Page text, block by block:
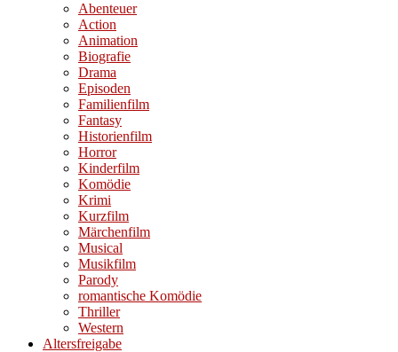
Abenteuer
Action
Animation
Biografie
Drama
Episoden
Familienfilm
Fantasy
Historienfilm
Horror
Kinderfilm
Komödie
Krimi
Kurzfilm
Märchenfilm
Musical
Musikfilm
Parody
romantische Komödie
Thriller
Western
Altersfreigabe